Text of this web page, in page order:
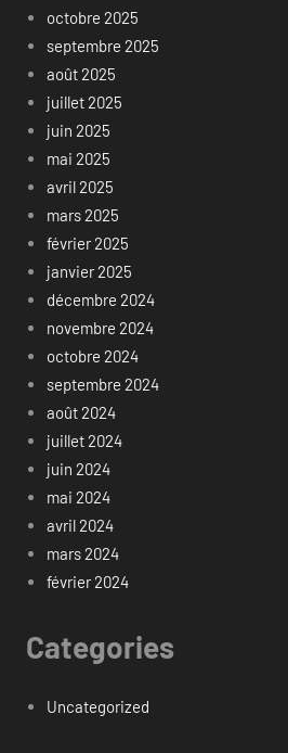
octobre 2025
septembre 2025
août 2025
juillet 2025
juin 2025
mai 2025
avril 2025
mars 2025
février 2025
janvier 2025
décembre 2024
novembre 2024
octobre 2024
septembre 2024
août 2024
juillet 2024
juin 2024
mai 2024
avril 2024
mars 2024
février 2024
Categories
Uncategorized